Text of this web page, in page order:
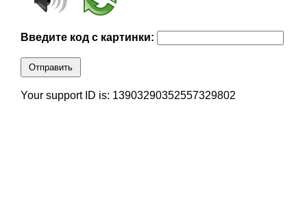
Введите код с картинки:
Отправить
Your support ID is: 13903290352557329802